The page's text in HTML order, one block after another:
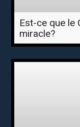
Est-ce que le
miracle?